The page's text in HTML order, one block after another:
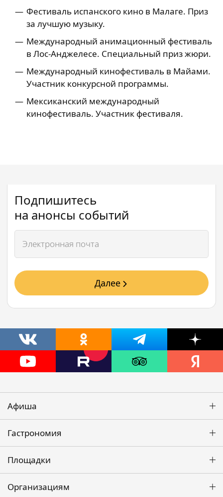
Фестиваль испанского кино в Малаге. Приз
за лучшую музыку.
Международный анимационный фестиваль
в Лос-Анджелесе. Специальный приз жюри.
Международный кинофестиваль в Майами.
Участник конкурсной программы.
Мексиканский международный
кинофестиваль. Участник фестиваля.
Подпишитесь
на анонсы событий
Далее
Афиша
Гастрономия
Площадки
Организациям